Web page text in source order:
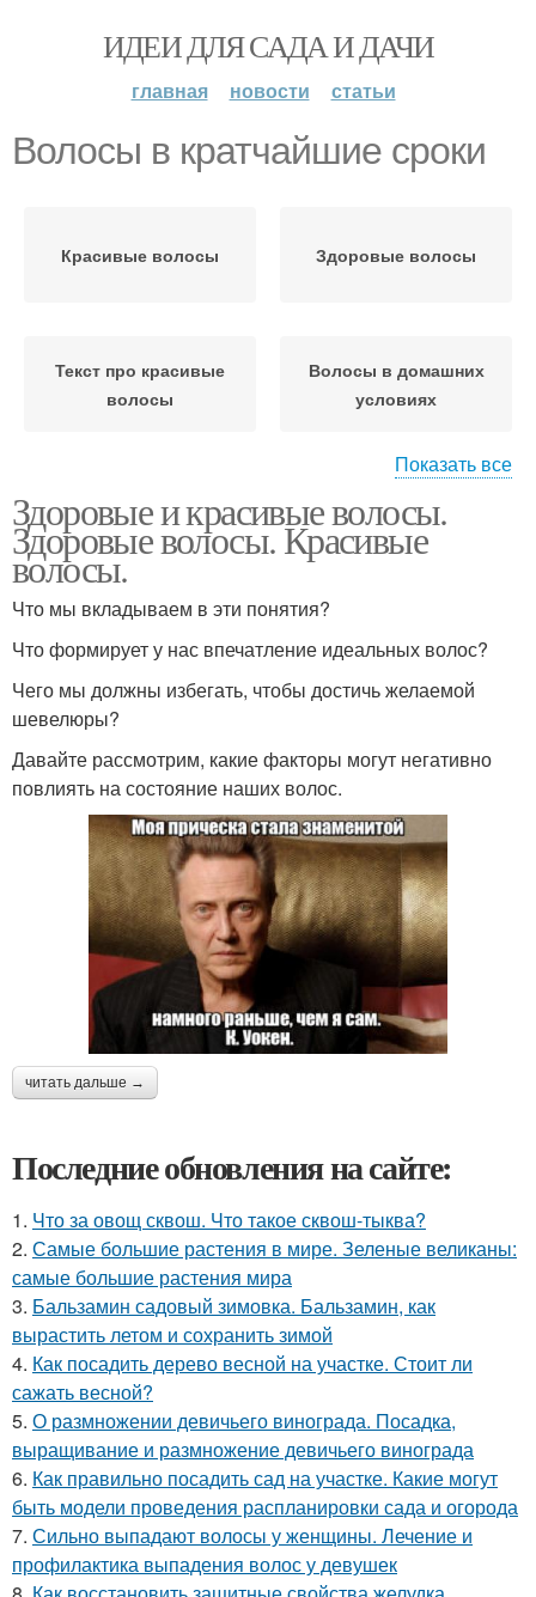
ИДЕИ ДЛЯ САДА И ДАЧИ
главная новости статьи
Волосы в кратчайшие сроки
Красивые волосы Здоровые волосы
Текст про красивые
волосы
Волосы в домашних
условиях
Волосы с древних Пост про волосы
Цитаты про волосы Статусы про волосы
Статусы про красивые
волосы
Фразы про длинные
Показать все
Здоровые и красивые волосы.
Здоровые волосы. Красивые
волосы.
Что мы вкладываем в эти понятия?
Что формирует у нас впечатление идеальных волос?
Чего мы должны избегать, чтобы достичь желаемой
шевелюры?
Давайте рассмотрим, какие факторы могут негативно
повлиять на состояние наших волос.
читать дальше →
Последние обновления на сайте:
1. Что за овощ сквош. Что такое сквош-тыква?
2. Самые большие растения в мире. Зеленые великаны:
самые большие растения мира
3. Бальзамин садовый зимовка. Бальзамин, как
вырастить летом и сохранить зимой
4. Как посадить дерево весной на участке. Стоит ли
сажать весной?
5. О размножении девичьего винограда. Посадка,
выращивание и размножение девичьего винограда
6. Как правильно посадить сад на участке. Какие могут
быть модели проведения распланировки сада и огорода
7. Сильно выпадают волосы у женщины. Лечение и
профилактика выпадения волос у девушек